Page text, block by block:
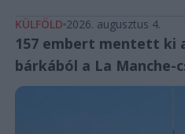
KÜLFÖLD 2026. augusztus 4.
157 embert mentett ki
bárkából a La Manche-